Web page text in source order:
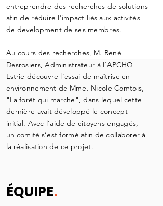
ÉQUIPE.
entreprendre des recherches de solutions
afin de réduire l'impact liés aux activités
de development de ses membres.
Au cours des recherches, M. René
Desrosiers, Administrateur à l’APCHQ
Estrie découvre l’essai de maîtrise en
environnement de Mme. Nicole Comtois,
"La forêt qui marche", dans lequel cette
dernière avait développé le concept
initial. Avec l’aide de citoyens engagés,
un comité s’est formé afin de collaborer à
la réalisation de ce projet.